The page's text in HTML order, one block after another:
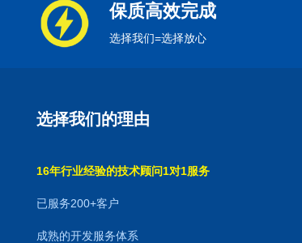
保质高效完成
选择我们=选择放心
选择我们的理由
16年行业经验的技术顾问1对1服务
已服务200+客户
成熟的开发服务体系